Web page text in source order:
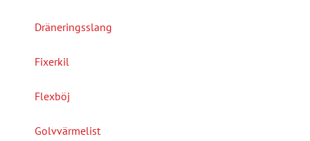
Dräneringsslang
Fixerkil
Flexböj
Golvvärmelist